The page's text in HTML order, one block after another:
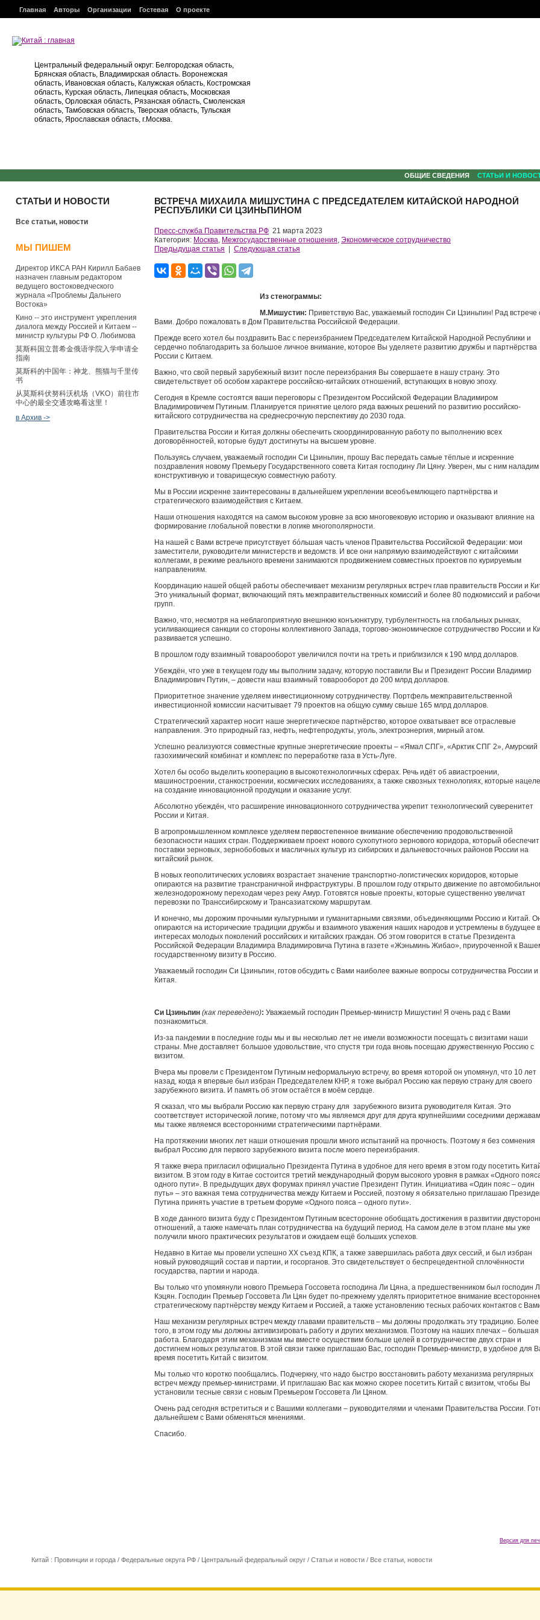
Главная Авторы Организации Гостевая О проекте
Центральный федеральный округ: Белгородская область,
Брянская область, Владимирская область. Воронежская
область, Ивановская область, Калужская область, Костромская
область, Курская область, Липецкая область, Московская
область, Орловская область, Рязанская область, Смоленская
область, Тамбовская область, Тверская область, Тульская
область, Ярославская область, г.Москва.
ОБЩИЕ СВЕДЕНИЯ СТАТЬИ И
СТАТЬИ И НОВОСТИ
Все статьи, новости
МЫ ПИШЕМ
Директор ИКСА РАН Кирилл Бабаев
назначен главным редактором
ведущего востоковедческого
журнала «Проблемы Дальнего
Востока»
Кино -- это инструмент укрепления
диалога между Россией и Китаем --
министр культуры РФ О. Любимова
莫斯科国立普希金俄语学院入学申请全
指南
莫斯科的中国年：神龙、熊猫与千里传
书
从莫斯科伏努科沃机场（VKO）前往市
中心的最全交通攻略看这里！
в Архив ->
ВСТРЕЧА МИХАИЛА МИШУСТИНА С ПРЕДСЕДАТЕЛЕМ КИТАЙСКОЙ НАРОДНОЙ
РЕСПУБЛИКИ СИ ЦЗИНЬПИНОМ
Пресс-служба Правительства РФ 21 марта 2023
Категория: Москва, Межгосударственные отношения, Экономическое сотрудничество
Предыдущая статья
Следующая статья
Из стенограммы:
М.Мишустин: Приветствую Вас, уважаемый господин Си Цзиньпин! Рад встрече
Вами. Добро пожаловать в Дом Правительства Российской Федерации.
Прежде всего хотел бы поздравить Вас с переизбранием Председателем Китайской Народной Республики и
сердечно поблагодарить за большое личное внимание, которое Вы уделяете развитию дружбы и партнёрства
России с Китаем.
Важно, что свой первый зарубежный визит после переизбрания Вы совершаете в нашу страну. Это
свидетельствует об особом характере российско-китайских отношений, вступающих в новую эпоху.
Сегодня в Кремле состоятся ваши переговоры с Президентом Российской Федерации Владимиром
Владимировичем Путиным. Планируется принятие целого ряда важных решений по развитию российско-
китайского сотрудничества на среднесрочную перспективу до 2030 года.
Правительства России и Китая должны обеспечить скоординированную работу по выполнению всех
договорённостей, которые будут достигнуты на высшем уровне.
Пользуясь случаем, уважаемый господин Си Цзиньпин, прошу Вас передать самые тёплые и искренние
поздравления новому Премьеру Государственного совета Китая господину Ли Цяну. Уверен, мы с ним наладим
конструктивную и товарищескую совместную работу.
Мы в России искренне заинтересованы в дальнейшем укреплении всеобъемлющего партнёрства и
стратегического взаимодействия с Китаем.
Наши отношения находятся на самом высоком уровне за всю многовековую историю и оказывают влияние на
формирование глобальной повестки в логике многополярности.
На нашей с Вами встрече присутствует бóльшая часть членов Правительства Российской Федерации: мои
заместители, руководители министерств и ведомств. И все они напрямую взаимодействуют с китайскими
коллегами, в режиме реального времени занимаются продвижением совместных проектов по курируемым
направлениям.
Координацию нашей общей работы обеспечивает механизм регулярных встреч глав правительств России и
Это уникальный формат, включающий пять межправительственных комиссий и более 80 подкомиссий и
групп.
Важно, что, несмотря на неблагоприятную внешнюю конъюнктуру, турбулентность на глобальных рынках,
усиливающиеся санкции со стороны коллективного Запада, торгово-экономическое сотрудничество России и
развивается успешно.
В прошлом году взаимный товарооборот увеличился почти на треть и приблизился к 190 млрд долларов.
Убеждён, что уже в текущем году мы выполним задачу, которую поставили Вы и Президент России Владимир
Владимирович Путин, – довести наш взаимный товарооборот до 200 млрд долларов.
Приоритетное значение уделяем инвестиционному сотрудничеству. Портфель межправительственной
инвестиционной комиссии насчитывает 79 проектов на общую сумму свыше 165 млрд долларов.
Стратегический характер носит наше энергетическое партнёрство, которое охватывает все отраслевые
направления. Это природный газ, нефть, нефтепродукты, уголь, электроэнергия, мирный атом.
Успешно реализуются совместные крупные энергетические проекты – «Ямал СПГ», «Арктик СПГ 2», Амурский
газохимический комбинат и комплекс по переработке газа в Усть-Луге.
Хотел бы особо выделить кооперацию в высокотехнологичных сферах. Речь идёт об авиастроении,
машиностроении, станкостроении, космических исследованиях, а также сквозных технологиях, которые
на создание инновационной продукции и оказание услуг.
Абсолютно убеждён, что расширение инновационного сотрудничества укрепит технологический суверенитет
России и Китая.
В агропромышленном комплексе уделяем первостепенное внимание обеспечению продовольственной
безопасности наших стран. Поддерживаем проект нового сухопутного зернового коридора, который обеспечит
поставки зерновых, зернобобовых и масличных культур из сибирских и дальневосточных районов России на
китайский рынок.
В новых геополитических условиях возрастает значение транспортно-логистических коридоров, которые
опираются на развитие трансграничной инфраструктуры. В прошлом году открыто движение по
железнодорожному переходам через реку Амур. Готовятся новые проекты, которые существенно увеличат
перевозки по Транссибирскому и Трансазиатскому маршрутам.
И конечно, мы дорожим прочными культурными и гуманитарными связями, объединяющими Россию и Китай.
опираются на исторические традиции дружбы и взаимного уважения наших народов и устремлены в будущее в
интересах молодых поколений российских и китайских граждан. Об этом говорится в статье Президента
Российской Федерации Владимира Владимировича Путина в газете «Жэньминь Жибао», приуроченной к
государственному визиту в Россию.
Уважаемый господин Си Цзиньпин, готов обсудить с Вами наиболее важные вопросы сотрудничества России и
Китая.
Си Цзиньпин (как переведено): Уважаемый господин Премьер-министр Мишустин! Я очень рад с Вами
познакомиться.
Из-за пандемии в последние годы мы и вы несколько лет не имели возможности посещать с визитами наши
страны. Мне доставляет большое удовольствие, что спустя три года вновь посещаю дружественную Россию с
визитом.
Вчера мы провели с Президентом Путиным неформальную встречу, во время которой он упомянул, что 10 лет
назад, когда я впервые был избран Председателем КНР, я тоже выбрал Россию как первую страну для своего
зарубежного визита. И память об этом остаётся в моём сердце.
Я сказал, что мы выбрали Россию как первую страну для зарубежного визита руководителя Китая. Это
соответствует исторической логике, потому что мы являемся друг для друга крупнейшими соседними
мы также являемся всесторонними стратегическими партнёрами.
На протяжении многих лет наши отношения прошли много испытаний на прочность. Поэтому я без сомнения
выбрал Россию для первого зарубежного визита после моего переизбрания.
Я также вчера пригласил официально Президента Путина в удобное для него время в этом году посетить
визитом. В этом году в Китае состоится третий международный форум высокого уровня в рамках «Одного
одного пути». В предыдущих двух форумах принял участие Президент Путин. Инициатива «Один пояс – один
путь» – это важная тема сотрудничества между Китаем и Россией, поэтому я обязательно приглашаю
Путина принять участие в третьем форуме «Одного пояса – одного пути».
В ходе данного визита буду с Президентом Путиным всесторонне обобщать достижения в развитии
отношений, а также намечать план сотрудничества на будущий период. На самом деле в этом плане мы уже
получили много практических результатов и ожидаем ещё больших успехов.
Недавно в Китае мы провели успешно XX съезд КПК, а также завершилась работа двух сессий, и был избран
новый руководящий состав и партии, и госорганов. Это свидетельствует о беспрецедентной сплочённости
государства, партии и народа.
Вы только что упомянули нового Премьера Госсовета господина Ли Цяна, а предшественником был господин
Кэцян. Господин Премьер Госсовета Ли Цян будет по-прежнему уделять приоритетное внимание
стратегическому партнёрству между Китаем и Россией, а также установлению тесных рабочих контактов с
Наш механизм регулярных встреч между главами правительств – мы должны продолжать эту традицию. Более
того, в этом году мы должны активизировать работу и других механизмов. Поэтому на наших плечах – большая
работа. Благодаря этим механизмам мы вместе осуществим больше целей в сотрудничестве двух стран и
достигнем новых результатов. В этой связи также приглашаю Вас, господин Премьер-министр, в удобное для
время посетить Китай с визитом.
Мы только что коротко пообщались. Подчеркну, что надо быстро восстановить работу механизма регулярных
встреч между премьер-министрами. И приглашаю Вас как можно скорее посетить Китай с визитом, чтобы Вы
установили тесные связи с новым Премьером Госсовета Ли Цяном.
Очень рад сегодня встретиться и с Вашими коллегами – руководителями и членами Правительства России.
дальнейшем с Вами обменяться мнениями.
Спасибо.
Версия для
Китай : Провинции и города / Федеральные округа РФ / Центральный федеральный округ / Статьи и новости / Все статьи, новости